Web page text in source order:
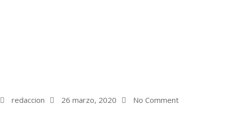
redaccion 26 marzo, 2020 No Comment